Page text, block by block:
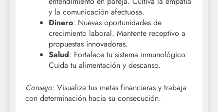
y la comunicación afectuosa.
Dinero: Nuevas oportunidades de
crecimiento laboral. Mantente receptivo a
propuestas innovadoras.
Salud: Fortalece tu sistema inmunológico.
Cuida tu alimentación y descanso.
Consejo: Visualiza tus metas financieras y trabaja
con determinación hacia su consecución.